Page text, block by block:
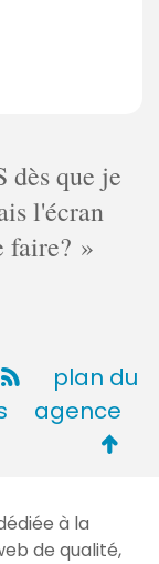
dès que je
l'écran
faire?
plan du
agence
de
à la
de qualité,